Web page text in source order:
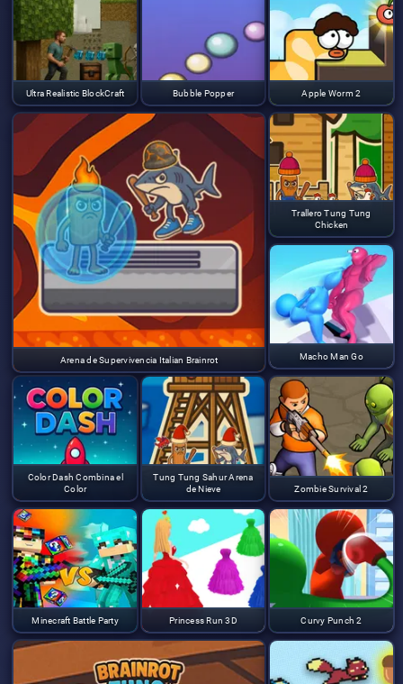
Ultra Realistic BlockCraft Bubble Popper Apple Worm 2
Arena de Supervivencia Italian Brainrot
Trallero Tung Tung
Chicken
Macho Man Go
Color Dash Combina el
Color
Tung Tung Sahur Arena
de Nieve
Zombie Survival 2
Minecraft Battle Party Princess Run 3D Curvy Punch 2